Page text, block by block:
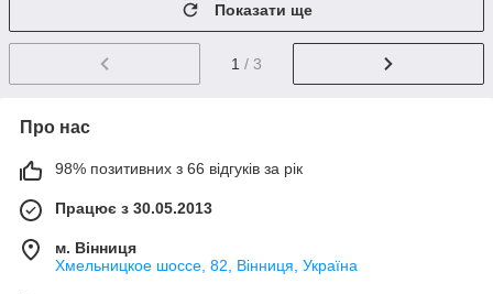
Показати ще
1 / 3
Про нас
98% позитивних з 66 відгуків за рік
Працює з 30.05.2013
м. Вінниця
Хмельницкое шоссе, 82, Вінниця, Україна